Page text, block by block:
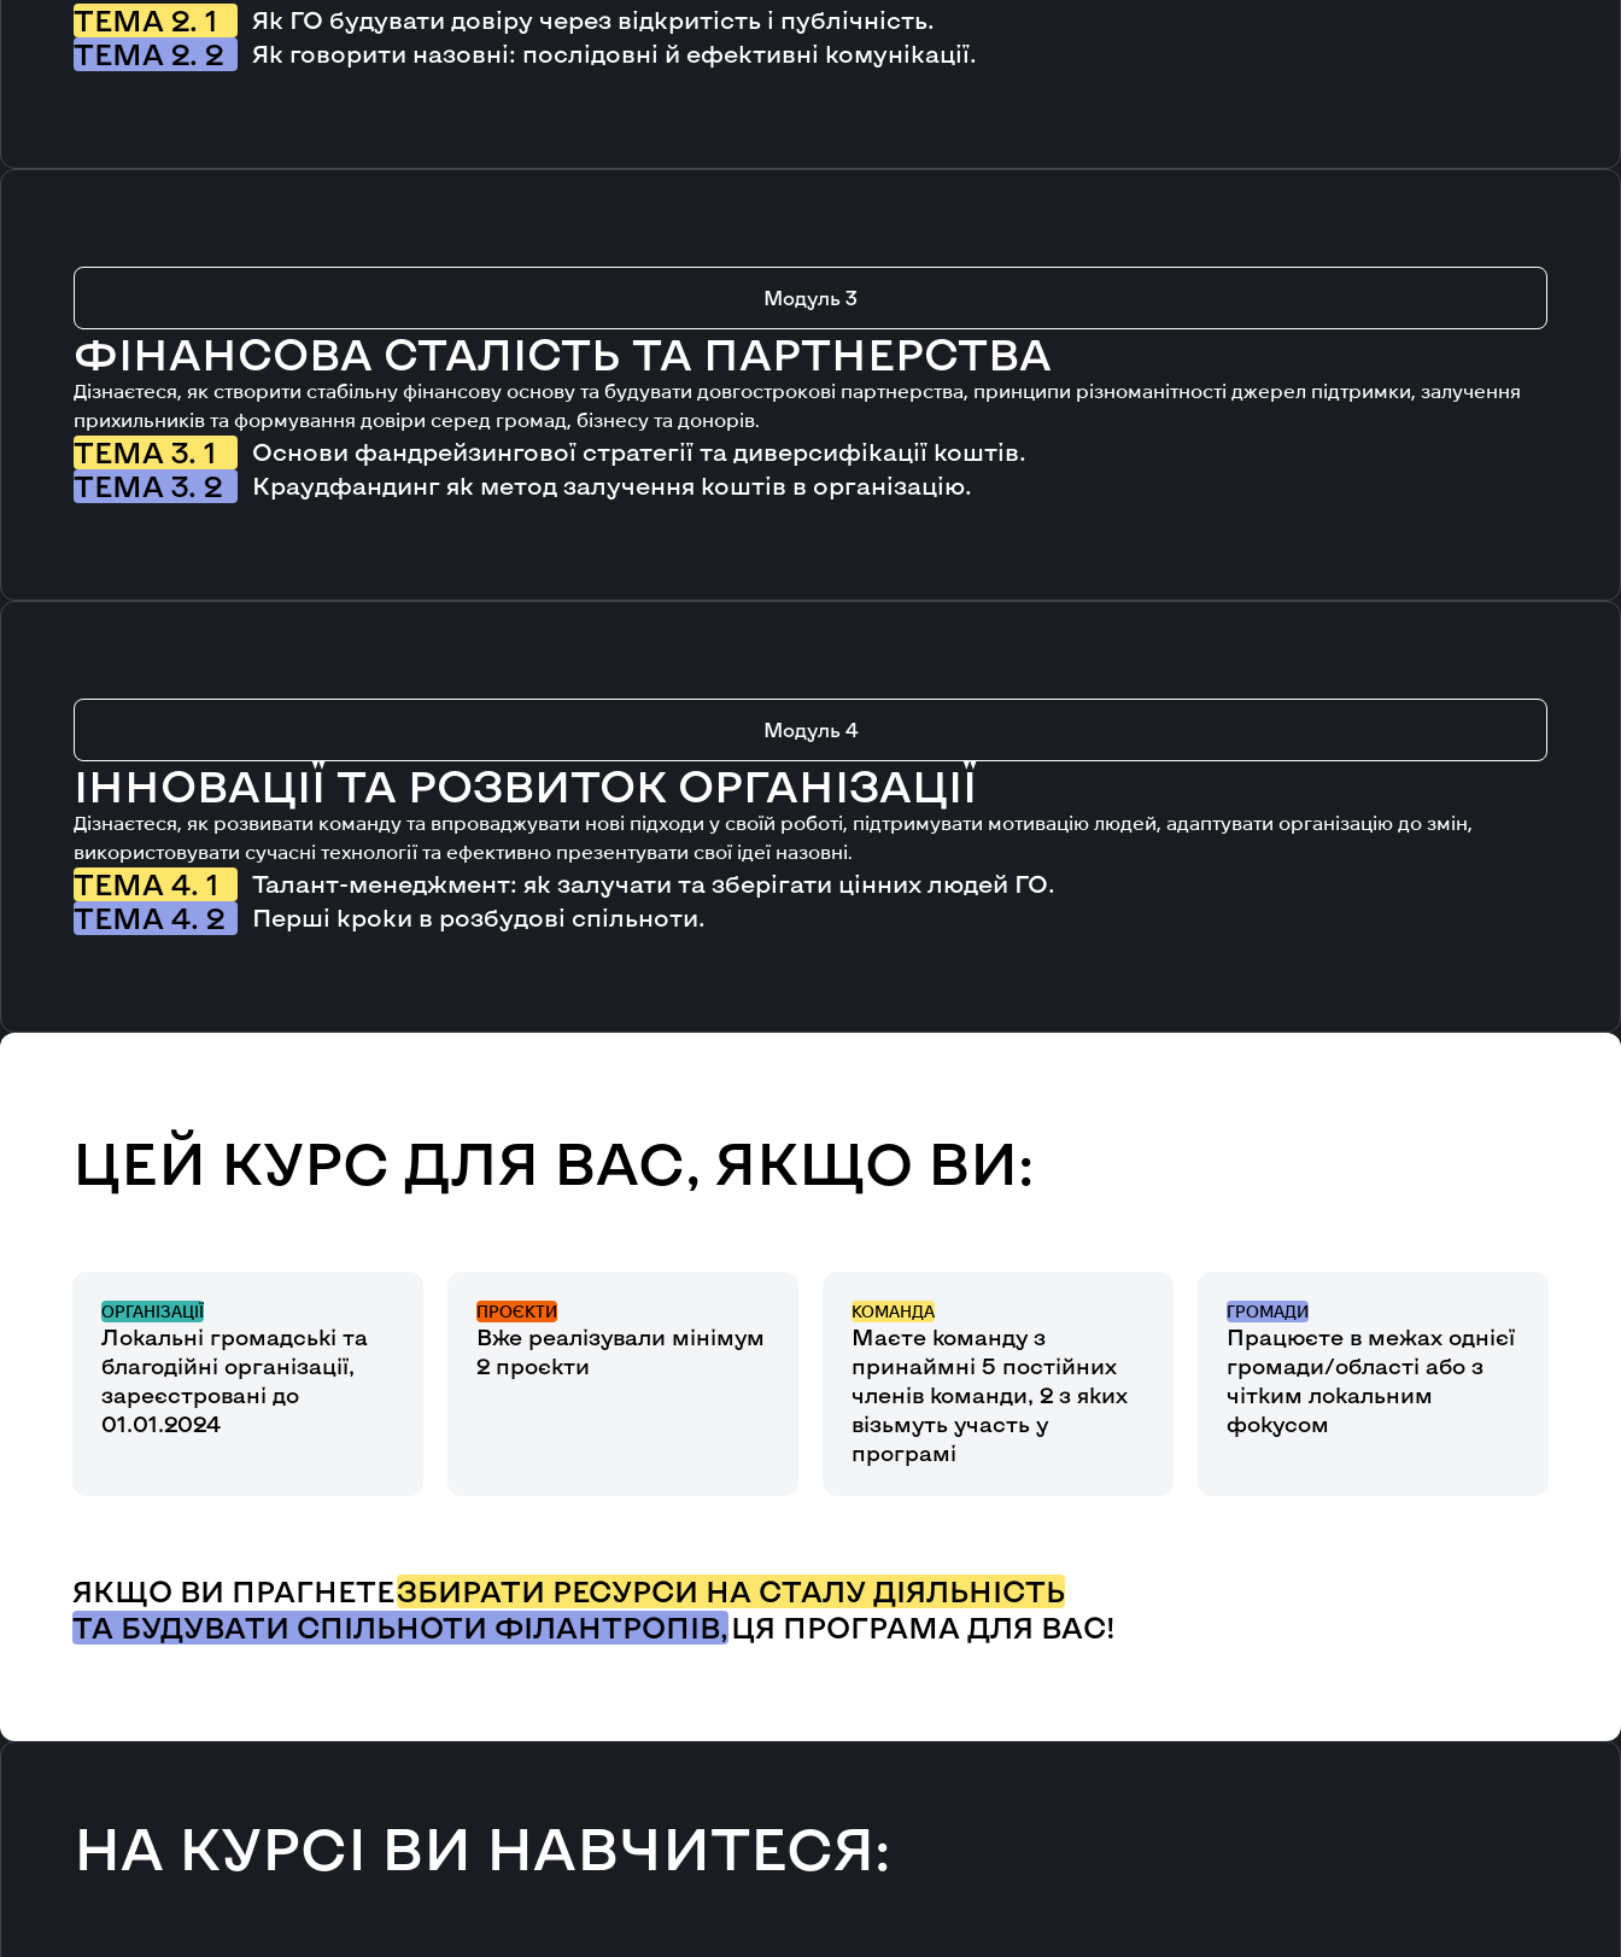
ТЕМА 2. 1 Як ГО будувати довіру через відкритість і публічність.
ТЕМА 2. 2 Як говорити назовні: послідовні й ефективні комунікації.
Модуль 3
ФІНАНСОВА СТАЛІСТЬ ТА ПАРТНЕРСТВА
Дізнаєтеся, як створити стабільну фінансову основу та будувати довгострокові партнерства, принципи різноманітності джерел підтримки, залучення
прихильників та формування довіри серед громад, бізнесу та донорів.
ТЕМА 3. 1 Основи фандрейзингової стратегії та диверсифікації коштів.
ТЕМА 3. 2 Краудфандинг як метод залучення коштів в організацію.
Модуль 4
ІННОВАЦІЇ ТА РОЗВИТОК ОРГАНІЗАЦІЇ
Дізнаєтеся, як розвивати команду та впроваджувати нові підходи у своїй роботі, підтримувати мотивацію людей, адаптувати організацію до змін,
використовувати сучасні технології та ефективно презентувати свої ідеї назовні.
ТЕМА 4. 1 Талант-менеджмент: як залучати та зберігати цінних людей ГО.
ТЕМА 4. 2 Перші кроки в розбудові спільноти.
ЦЕЙ КУРС ДЛЯ ВАС, ЯКЩО ВИ:
ОРГАНІЗАЦІЇ
Локальні громадські та
благодійні організації,
зареєстровані до
01.01.2024
ПРОЄКТИ
Вже реалізували мінімум
2 проєкти
КОМАНДА
Маєте команду з
принаймні 5 постійних
членів команди, 2 з яких
візьмуть участь у
програмі
ГРОМАДИ
Працюєте в межах однієї
громади/області або з
чітким локальним
фокусом
ЯКЩО ВИ ПРАГНЕТЕЗБИРАТИ РЕСУРСИ НА СТАЛУ ДІЯЛЬНІСТЬ
ТА БУДУВАТИ СПІЛЬНОТИ ФІЛАНТРОПІВ, ЦЯ ПРОГРАМА ДЛЯ ВАС!
НА КУРСІ ВИ НАВЧИТЕСЯ: